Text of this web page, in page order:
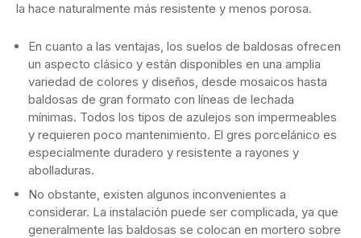
la hace naturalmente más resistente y menos porosa.
En cuanto a las ventajas, los suelos de baldosas ofrecen
un aspecto clásico y están disponibles en una amplia
variedad de colores y diseños, desde mosaicos hasta
baldosas de gran formato con líneas de lechada
mínimas. Todos los tipos de azulejos son impermeables
y requieren poco mantenimiento. El gres porcelánico es
especialmente duradero y resistente a rayones y
abolladuras.
No obstante, existen algunos inconvenientes a
considerar. La instalación puede ser complicada, ya que
generalmente las baldosas se colocan en mortero sobre